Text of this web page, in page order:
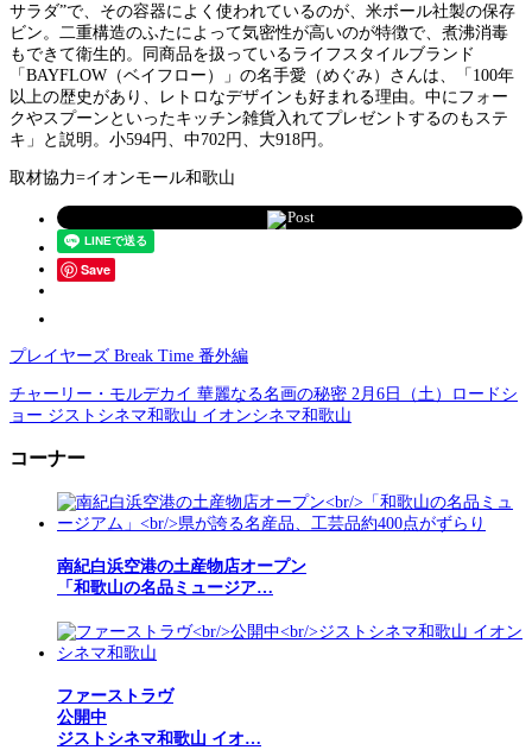
サラダ”で、その容器によく使われているのが、米ボール社製の保存
ビン。二重構造のふたによって気密性が高いのが特徴で、煮沸消毒
もできて衛生的。同商品を扱っているライフスタイルブランド
「BAYFLOW（ベイフロー）」の名手愛（めぐみ）さんは、「100年
以上の歴史があり、レトロなデザインも好まれる理由。中にフォー
クやスプーンといったキッチン雑貨入れてプレゼントするのもステ
キ」と説明。小594円、中702円、大918円。
取材協力=イオンモール和歌山
Post
Save
プレイヤーズ Break Time 番外編
チャーリー・モルデカイ 華麗なる名画の秘密 2月6日（土）ロードシ
ョー ジストシネマ和歌山 イオンシネマ和歌山
コーナー
南紀白浜空港の土産物店オープン
「和歌山の名品ミュージア…
ファーストラヴ
公開中
ジストシネマ和歌山 イオ…